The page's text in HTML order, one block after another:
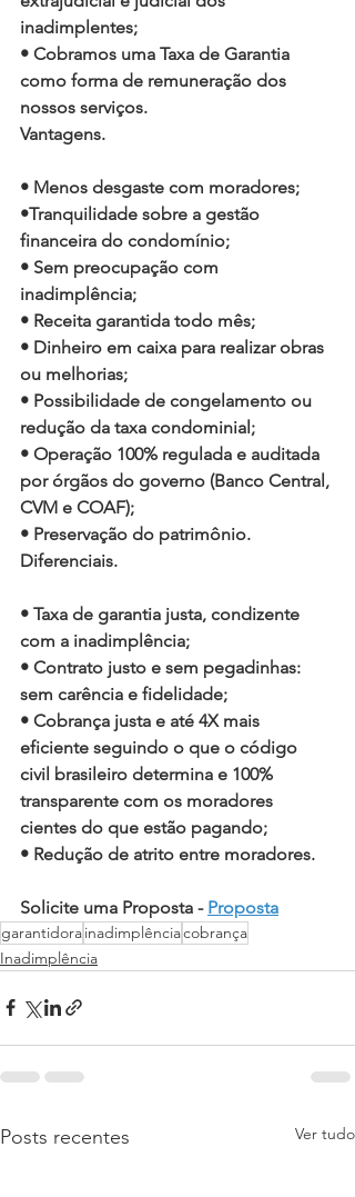
inadimplentes;
• Cobramos uma Taxa de Garantia
como forma de remuneração dos
nossos serviços.
Vantagens.
• Menos desgaste com moradores;
•Tranquilidade sobre a gestão
financeira do condomínio;
• Sem preocupação com
inadimplência;
• Receita garantida todo mês;
• Dinheiro em caixa para realizar obras
ou melhorias;
• Possibilidade de congelamento ou
redução da taxa condominial;
• Operação 100% regulada e auditada
por órgãos do governo (Banco Central,
CVM e COAF);
• Preservação do patrimônio.
Diferenciais.
• Taxa de garantia justa, condizente
com a inadimplência;
• Contrato justo e sem pegadinhas:
sem carência e fidelidade;
• Cobrança justa e até 4X mais
eficiente seguindo o que o código
civil brasileiro determina e 100%
transparente com os moradores
cientes do que estão pagando;
• Redução de atrito entre moradores.
Solicite uma Proposta - Proposta
garantidorainadimplênciacobrança
Inadimplência
Posts recentes Ver tudo